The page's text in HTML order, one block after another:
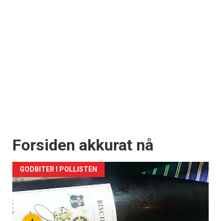
Forsiden akkurat nå
GODBITER I POLLISTEN